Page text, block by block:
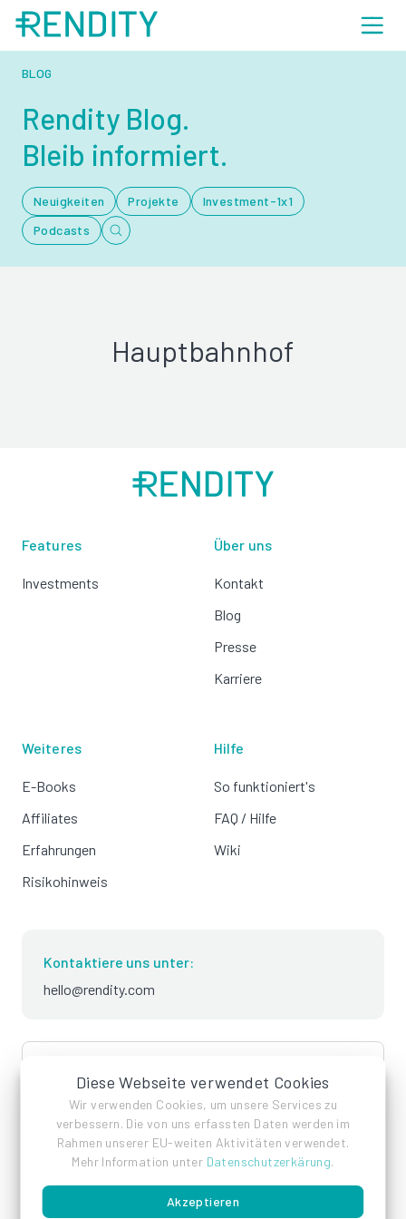
Diese Webseite verwendet Cookies
Wir verwenden Cookies, um unsere Services zu
verbessern. Die von uns erfassten Daten werden im
Rahmen unserer EU-weiten Aktivitäten verwendet.
Mehr Information unter Datenschutzerkärung.
Akzeptieren
BLOG
Rendity Blog.
Bleib informiert.
Neuigkeiten Projekte
Investment-1x1
Podcasts
Hauptbahnhof
Features
Investments
Über uns
Kontakt
Blog
Presse
Karriere
Weiteres
E-Books
Affiliates
Erfahrungen
Risikohinweis
Hilfe
So funktioniert's
FAQ / Hilfe
Wiki
Kontaktiere uns unter:
hello@rendity.com
language
ImpressumDatenschutzAGB